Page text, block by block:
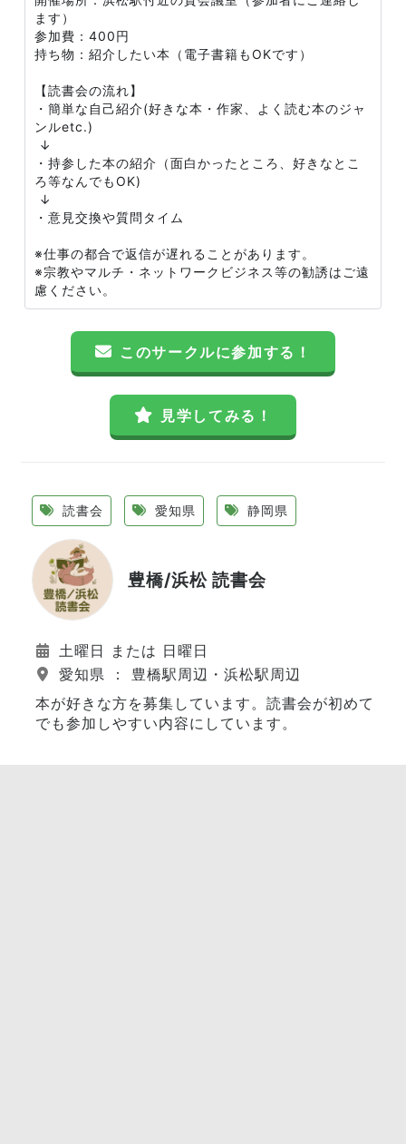
ます）
参加費：400円
持ち物：紹介したい本（電子書籍もOKです）
【読書会の流れ】
・簡単な自己紹介(好きな本・作家、よく読む本のジャ
ンルetc.)
↓
・持参した本の紹介（面白かったところ、好きなとこ
ろ等なんでもOK)
↓
・意見交換や質問タイム
※仕事の都合で返信が遅れることがあります。
※宗教やマルチ・ネットワークビジネス等の勧誘はご遠
慮ください。
このサークルに参加する！
見学してみる！
読書会 愛知県 静岡県
豊橋/浜松 読書会
土曜日 または 日曜日
愛知県 ： 豊橋駅周辺・浜松駅周辺
本が好きな方を募集しています。読書会が初めて
でも参加しやすい内容にしています。